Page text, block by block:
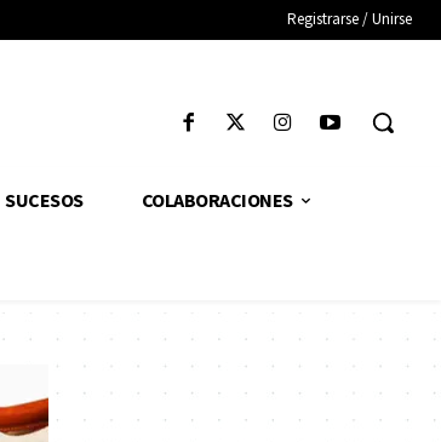
Registrarse / Unirse
SUCESOS COLABORACIONES